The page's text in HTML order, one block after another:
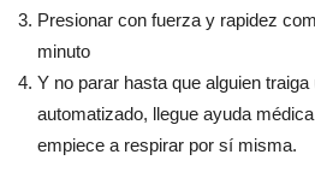
Presionar con fuerza y rapidez
minuto
Y no parar hasta que alguien
automatizado, llegue ayuda
empiece a respirar por sí misma.